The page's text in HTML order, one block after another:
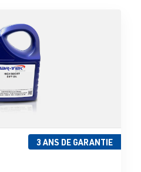
3 ANS DE GARANTIE